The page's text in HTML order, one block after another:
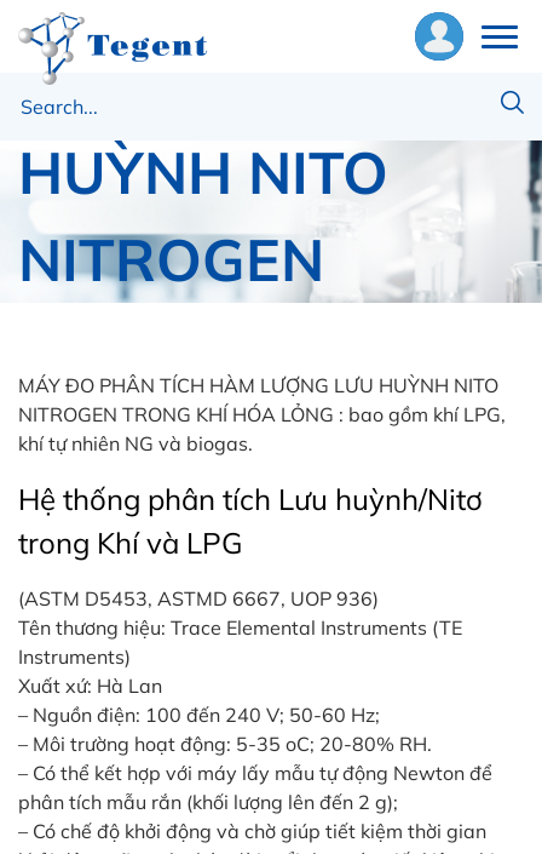
LƯỢNG LƯU
HUỲNH NITO
NITROGEN
LỎNG
Trang chủ
Trace Elemental
MÁY ĐO PHÂN TÍCH HÀM LƯỢNG LƯU HUỲNH
NITO NITROGEN TRONG KHÍ HÓA LỎNG
MÁY ĐO PHÂN TÍCH HÀM LƯỢNG LƯU HUỲNH NITO
NITROGEN TRONG KHÍ HÓA LỎNG : bao gồm khí LPG,
khí tự nhiên NG và biogas.
Hệ thống phân tích Lưu huỳnh/Nitơ
trong Khí và LPG
(ASTM D5453, ASTMD 6667, UOP 936)
Tên thương hiệu: Trace Elemental Instruments (TE
Instruments)
Xuất xứ: Hà Lan
– Nguồn điện: 100 đến 240 V; 50-60 Hz;
– Môi trường hoạt động: 5-35 oC; 20-80% RH.
– Có thể kết hợp với máy lấy mẫu tự động Newton để
phân tích mẫu rắn (khối lượng lên đến 2 g);
– Có chế độ khởi động và chờ giúp tiết kiệm thời gian